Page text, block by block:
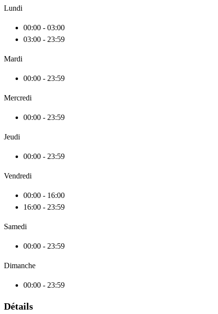
Lundi
00:00 - 03:00
03:00 - 23:59
Mardi
00:00 - 23:59
Mercredi
00:00 - 23:59
Jeudi
00:00 - 23:59
Vendredi
00:00 - 16:00
16:00 - 23:59
Samedi
00:00 - 23:59
Dimanche
00:00 - 23:59
Détails